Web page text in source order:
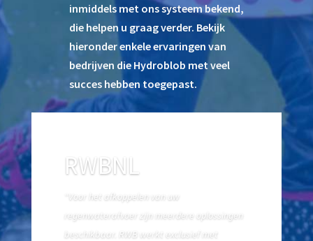
inmiddels met ons systeem bekend,
die helpen u graag verder. Bekijk
hieronder enkele ervaringen van
bedrijven die Hydroblob met veel
succes hebben toegepast.
RWBNL
“Voor het afkoppelen van uw
regenwaterafvoer zijn meerdere oplossingen
beschikbaar. RWB werkt exclusief met